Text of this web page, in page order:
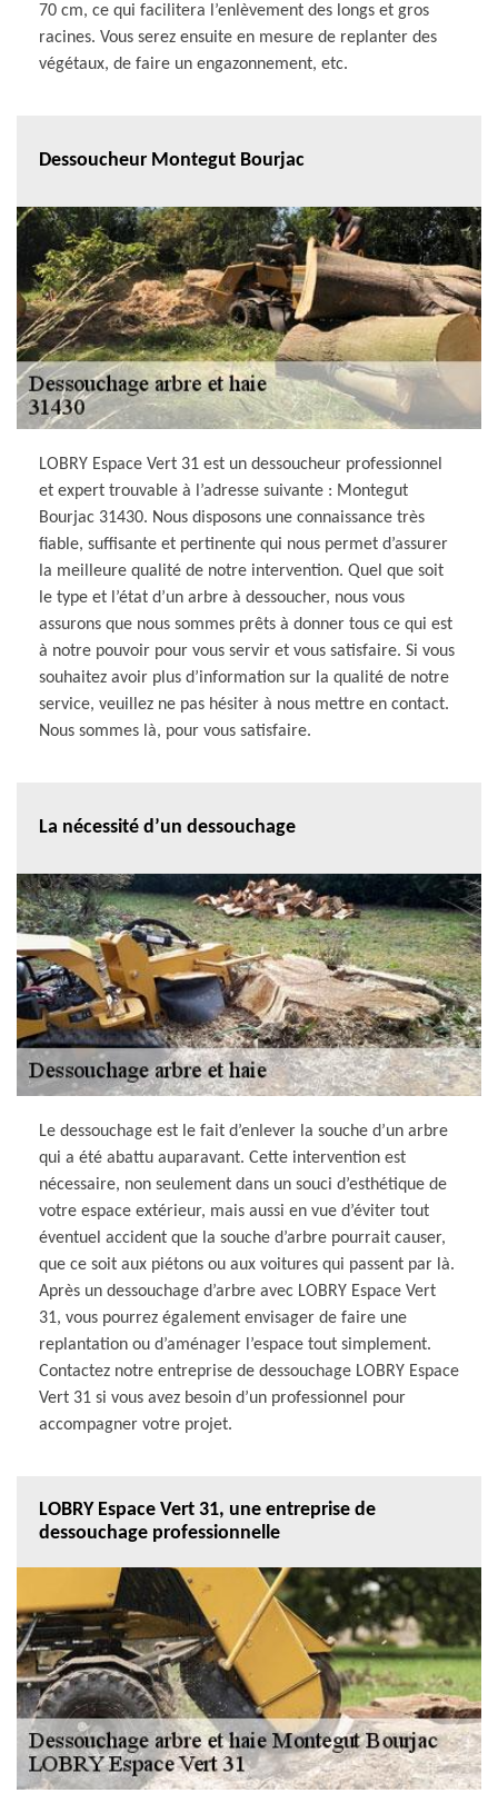
70 cm, ce qui facilitera l’enlèvement des longs et gros
racines. Vous serez ensuite en mesure de replanter des
végétaux, de faire un engazonnement, etc.
Dessoucheur Montegut Bourjac
LOBRY Espace Vert 31 est un dessoucheur professionnel
et expert trouvable à l’adresse suivante : Montegut
Bourjac 31430. Nous disposons une connaissance très
fiable, suffisante et pertinente qui nous permet d’assurer
la meilleure qualité de notre intervention. Quel que soit
le type et l’état d’un arbre à dessoucher, nous vous
assurons que nous sommes prêts à donner tous ce qui est
à notre pouvoir pour vous servir et vous satisfaire. Si vous
souhaitez avoir plus d’information sur la qualité de notre
service, veuillez ne pas hésiter à nous mettre en contact.
Nous sommes là, pour vous satisfaire.
La nécessité d’un dessouchage
Le dessouchage est le fait d’enlever la souche d’un arbre
qui a été abattu auparavant. Cette intervention est
nécessaire, non seulement dans un souci d’esthétique de
votre espace extérieur, mais aussi en vue d’éviter tout
éventuel accident que la souche d’arbre pourrait causer,
que ce soit aux piétons ou aux voitures qui passent par là.
Après un dessouchage d’arbre avec LOBRY Espace Vert
31, vous pourrez également envisager de faire une
replantation ou d’aménager l’espace tout simplement.
Contactez notre entreprise de dessouchage LOBRY Espace
Vert 31 si vous avez besoin d’un professionnel pour
accompagner votre projet.
LOBRY Espace Vert 31, une entreprise de
dessouchage professionnelle